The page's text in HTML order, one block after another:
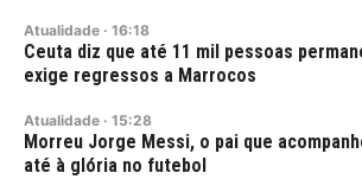
Atualidade · 16:18
Ceuta diz que até 11 mil pessoas
exige regressos a Marrocos
Atualidade · 15:28
Morreu Jorge Messi, o pai que
até à glória no futebol